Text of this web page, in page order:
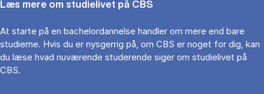
Læs mere om studielivet på CBS
At starte på en bachelordannelse handler om mere end bare
studierne. Hvis du er nysgerrig på, om CBS er noget for dig, kan
du læse hvad nuværende studerende siger om studielivet på
CBS.